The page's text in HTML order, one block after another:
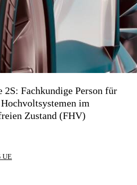
Fachkundige Person für
im
Zustand (FHV)
UE